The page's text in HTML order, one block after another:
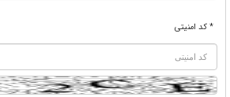
* کد امنیتی